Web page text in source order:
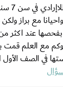
ما
مع براز
بفحصها عند
مع العلم قمت
في الصف الأول